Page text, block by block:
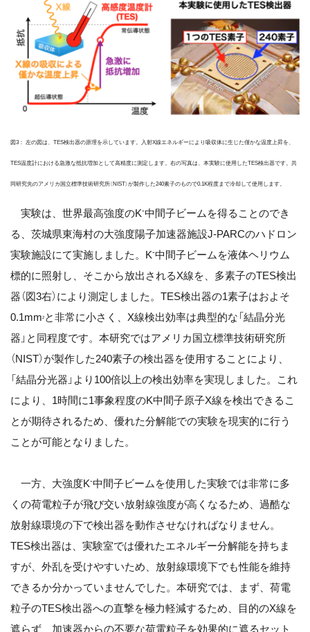
図3： 左の図は、TES検出器の原理を示しています。入射X線エネルギーにより吸収体に生じた僅かな温度上昇を、
TES温度計における急激な抵抗増加として高精度に測定します。右の写真は、本実験に使用したTES検出器です。共
同研究先のアメリカ国立標準技術研究所（NIST）が製作した240素子のもので0.1K程度まで冷却して使用します。
実験は、世界最高強度のK-中間子ビームを得ることのでき
る、茨城県東海村の大強度陽子加速器施設J-PARCのハドロン
実験施設にて実施しました。K-中間子ビームを液体ヘリウム
標的に照射し、そこから放出されるX線を、多素子のTES検出
器（図3右）により測定しました。TES検出器の1素子はおよそ
0.1mm2 と非常に小さく、X線検出効率は典型的な「結晶分光
器」と同程度です。本研究ではアメリカ国立標準技術研究所
（NIST）が製作した240素子の検出器を使用することにより、
「結晶分光器」より100倍以上の検出効率を実現しました。これ
により、1時間に1事象程度のK中間子原子X線を検出できるこ
とが期待されるため、優れた分解能での実験を現実的に行う
ことが可能となりました。
一方、大強度K-中間子ビームを使用した実験では非常に多
くの荷電粒子が飛び交い放射線強度が高くなるため、過酷な
放射線環境の下で検出器を動作させなければなりません。
TES検出器は、実験室では優れたエネルギー分解能を持ちま
すが、外乱を受けやすいため、放射線環境下でも性能を維持
できるか分かっていませんでした。本研究では、まず、荷電
粒子のTES検出器への直撃を極力軽減するため、目的のX線を
遮らず、加速器からの不要な荷電粒子を効果的に遮るセット